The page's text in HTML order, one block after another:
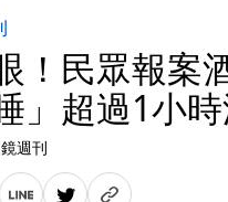
！民眾報案
」超過1小
鏡週刊